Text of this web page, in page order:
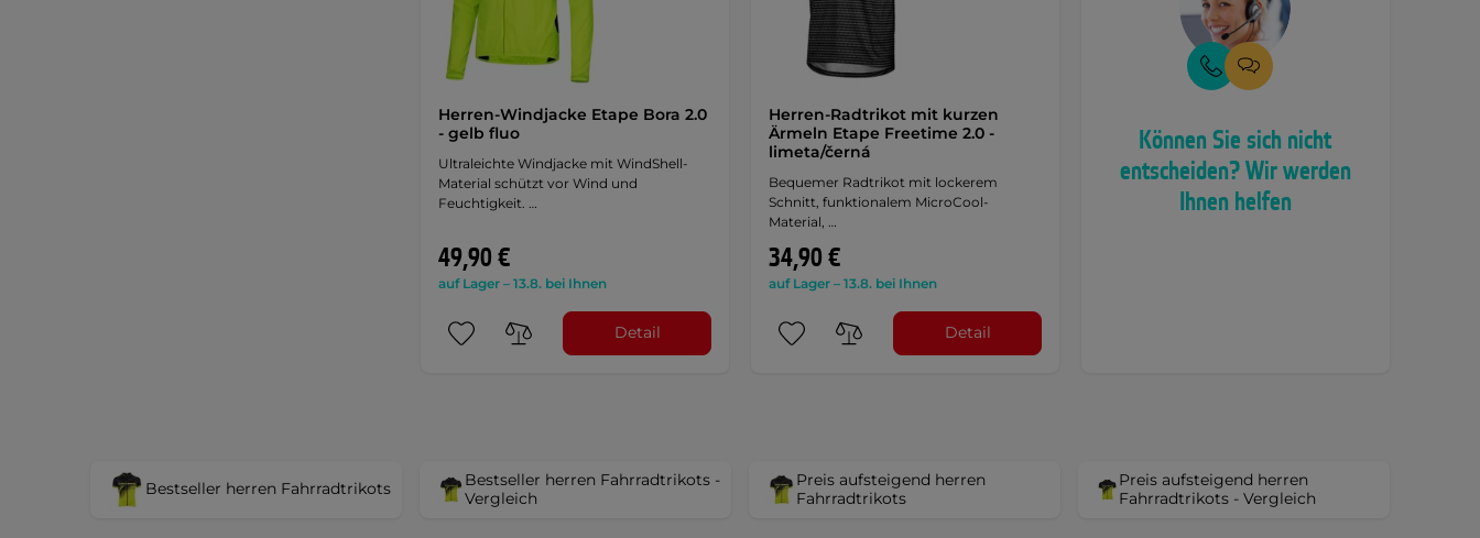
Herren-Windjacke Etape Bora 2.0
- gelb fluo
Ultraleichte Windjacke mit WindShell-
Material schützt vor Wind und
Feuchtigkeit. …
49,90 €
auf Lager – 13.8. bei Ihnen
Detail
Herren-Radtrikot mit kurzen
Ärmeln Etape Freetime 2.0 -
limeta/černá
Bequemer Radtrikot mit lockerem
Schnitt, funktionalem MicroCool-
Material, …
34,90 €
auf Lager – 13.8. bei Ihnen
Detail
Können Sie sich nicht
entscheiden? Wir werden
Ihnen helfen
Bestseller herren Fahrradtrikots
Bestseller herren Fahrradtrikots -
Vergleich
Preis aufsteigend herren
Fahrradtrikots
Preis aufsteigend herren
Fahrradtrikots - Vergleich